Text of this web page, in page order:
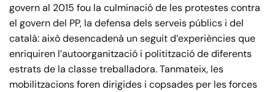
govern al 2015 fou la culminació de les protestes contra
el govern del PP, la defensa dels serveis públics i del
català: això desencadenà un seguit d’experiències que
enriquiren l’autoorganització i politització de diferents
estrats de la classe treballadora. Tanmateix, les
mobilitzacions foren dirigides i copsades per les forces